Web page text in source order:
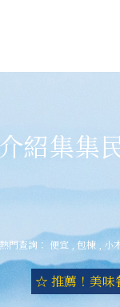
紹集集
熱門查詢： 便宜 包棟 小
☆ 推薦！美味